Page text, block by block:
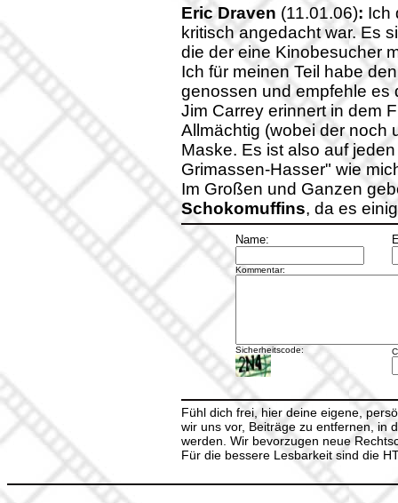
Eric Draven (11.01.06): Ich
kritisch angedacht war. Es
die der eine Kinobesucher
Ich für meinen Teil habe
genossen und empfehle es
Jim Carrey erinnert in dem
Allmächtig (wobei der noch
Maske. Es ist also auf
Grimassen-Hasser" wie
Im Großen und Ganzen
Schokomuffins, da es
Name:
Kommentar:
Sicherheitscode:
Fühl dich frei, hier deine eigene,
wir uns vor, Beiträge zu entfernen, in
werden. Wir bevorzugen neue
Für die bessere Lesbarkeit sind die